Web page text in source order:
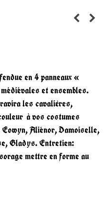
en 4 panneaux «
et ensembles.
les cavalières,
à vos costumes
Aliénor, Damoiselle,
Gladys. Entretien:
mettre en forme au